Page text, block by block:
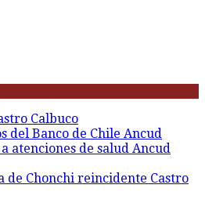
Calbuco
del Banco de Chile Ancud
atenciones de salud Ancud
de Chonchi reincidente Castro